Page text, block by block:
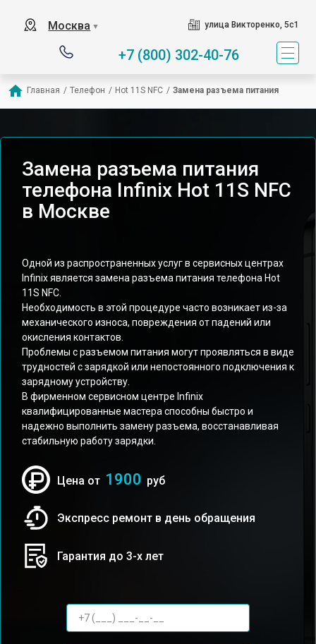
Москва ▼ улица Викторенко, 5с1
+7 (800) 302-40-76
Главная / Телефон / Hot 11S NFC / Замена разъема питания
Замена разъема питания
телефона Infinix Hot 11S NFC
в Москве
Одной из распространенных услуг в сервисных центрах
Infinix является замена разъема питания телефона Hot
11S NFC.
Необходимость в этой процедуре часто возникает из-за
механического износа, повреждения от падений или
окисления контактов.
Проблемы с разъемом питания могут проявляться в виде
трудностей с зарядкой или непостоянного подключения к
зарядному устройству.
В фирменном сервисном центре Infinix
квалифицированные мастера способны быстро и
надежно выполнить замену разъема, восстанавливая
стабильную работу зарядки.
Цена от 1900 руб
Экспресс ремонт в день обращения
Гарантия до 3-х лет